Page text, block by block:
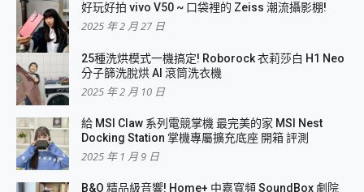
好玩好拍 vivo V50 ~ 口袋裡的 Zeiss 潮流攝影棚!
2025 年 2 月 27 日
25種洗烘模式一機搞定! Roborock 衣莉莎白 H1 Neo
分子篩洗脫烘 AI 滾筒洗衣機
2025 年 2 月 10 日
給 MSI Claw 系列電競掌機 最完美的家 MSI Nest
Docking Station 掌機專屬擴充底座 開箱 評測
2025 年 1 月 9 日
B&O 精品級音響! Home+ 中嘉寬頻 SoundBox 劇院